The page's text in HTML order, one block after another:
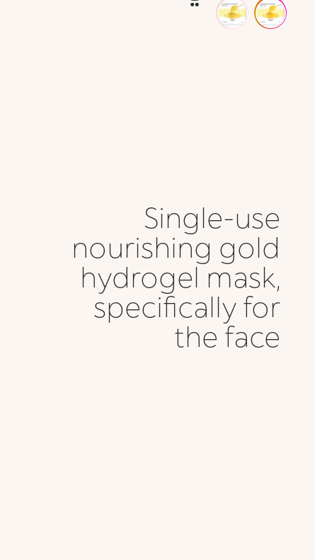
Single-use
nourishing gold
hydrogel mask,
specifically for
the face